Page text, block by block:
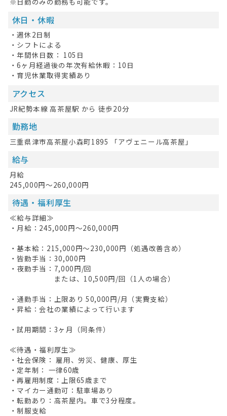
HOME
無料会員登録
キープした求人 0
最近見た求人
お問い合わせ
掲載希望の方へ
休日・休暇
・週休2日制
・シフトによる
・年間休日数： 105日
・6ヶ月経過後の年次有給休暇：10日
・育児休業取得実績あり
アクセス
JR紀勢本線 高茶屋駅 から 徒歩20分
勤務地
三重県津市高茶屋小森町1895 「アヴェニール高茶屋」
給与
月給
245,000円～260,000円
待遇・福利厚生
≪給与詳細≫
・月給：245,000円～260,000円
・基本給：215,000円～230,000円（処遇改善含め）
・皆勤手当：30,000円
・夜勤手当：7,000円/回
または、10,500円/回（1人の場合）
・通勤手当：上限あり 50,000円/月（実費支給）
・昇給：会社の業績によって行います
・試用期間：3ヶ月（同条件）
≪待遇・福利厚生≫
・社会保険： 雇用、労災、健康、厚生
・定年制： 一律60歳
・再雇用制度：上限65歳まで
・マイカー通勤可：駐車場あり
・転勤あり：高茶屋内。車で3分程度。
・制服支給